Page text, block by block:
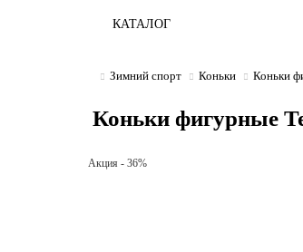
КАТАЛОГ
Зимний спорт Коньки Коньки
Коньки фигурные
Акция - 36%